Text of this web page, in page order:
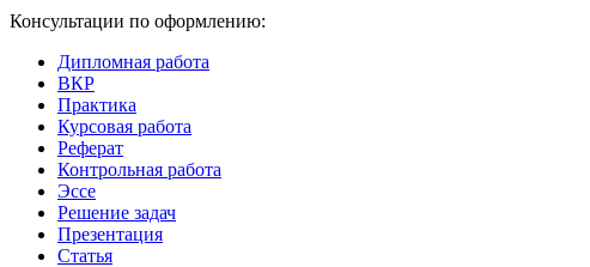
Консультации по оформлению:
Дипломная работа
ВКР
Практика
Курсовая работа
Реферат
Контрольная работа
Эссе
Решение задач
Презентация
Статья